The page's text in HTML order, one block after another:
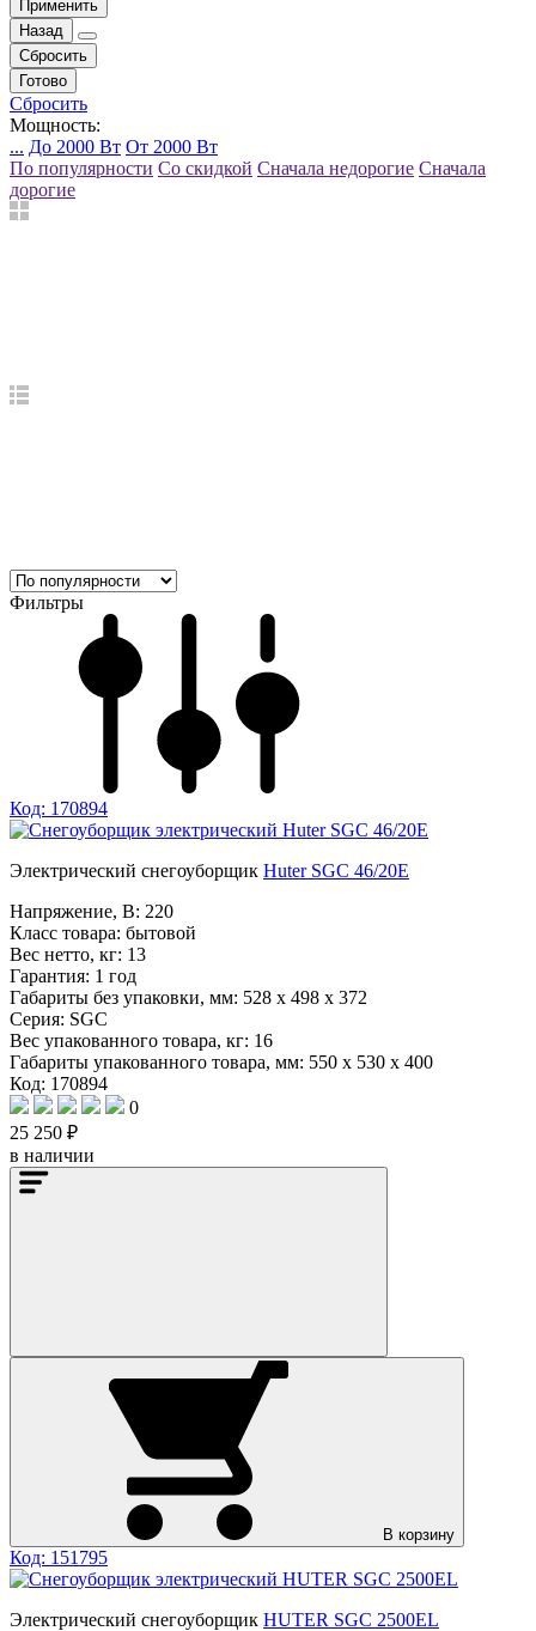
Применить
Назад
Сбросить
Готово
Сбросить
Мощность:
... До 2000 Вт От 2000 Вт
По популярности Со скидкой Сначала недорогие Сначала
дорогие
Фильтры
Код: 170894
Электрический снегоуборщик Huter SGC 46/20E
Напряжение, В: 220
Класс товара: бытовой
Вес нетто, кг: 13
Гарантия: 1 год
Габариты без упаковки, мм: 528 x 498 x 372
Серия: SGC
Вес упакованного товара, кг: 16
Габариты упакованного товара, мм: 550 x 530 x 400
Код: 170894
0
25 250 ₽
в наличии
В корзину
Код: 151795
Электрический снегоуборщик HUTER SGC 2500EL